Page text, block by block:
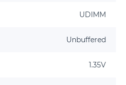
UDIMM
Unbuffered
1.35V